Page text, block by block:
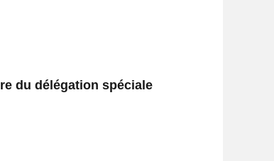
du délégation spéciale